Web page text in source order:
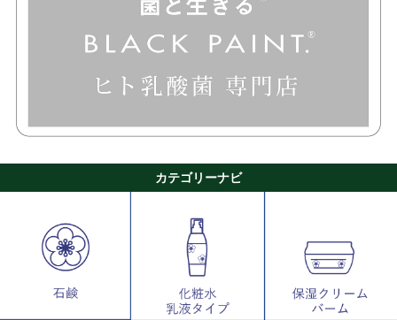
カテゴリーナビ